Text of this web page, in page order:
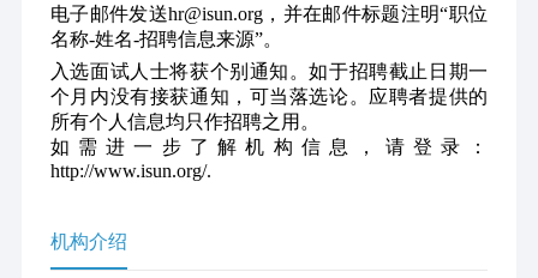
电子邮件发送hr@isun.org，并在邮件标题注明“职位
名称-姓名-招聘信息来源”。
入选面试人士将获个别通知。如于招聘截止日期一
个月内没有接获通知，可当落选论。应聘者提供的
所有个人信息均只作招聘之用。
如需进一步了解机构信息，请登录：
http://www.isun.org/.
机构介绍